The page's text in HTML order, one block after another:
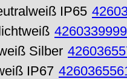
IP65
Silber
IP67